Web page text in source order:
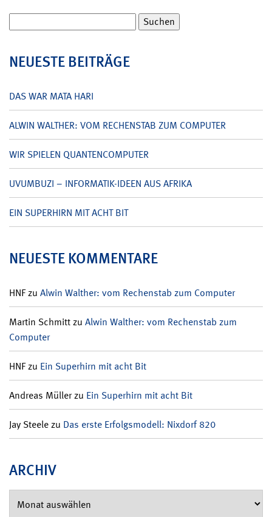
nach:
NEUESTE BEITRÄGE
DAS WAR MATA HARI
ALWIN WALTHER: VOM RECHENSTAB ZUM COMPUTER
WIR SPIELEN QUANTENCOMPUTER
UVUMBUZI – INFORMATIK-IDEEN AUS AFRIKA
EIN SUPERHIRN MIT ACHT BIT
NEUESTE KOMMENTARE
HNFzu Alwin Walther: vom Rechenstab zum Computer
Martin Schmittzu Alwin Walther: vom Rechenstab zum
Computer
HNFzu Ein Superhirn mit acht Bit
Andreas Müllerzu Ein Superhirn mit acht Bit
Jay Steelezu Das erste Erfolgsmodell: Nixdorf 820
ARCHIV